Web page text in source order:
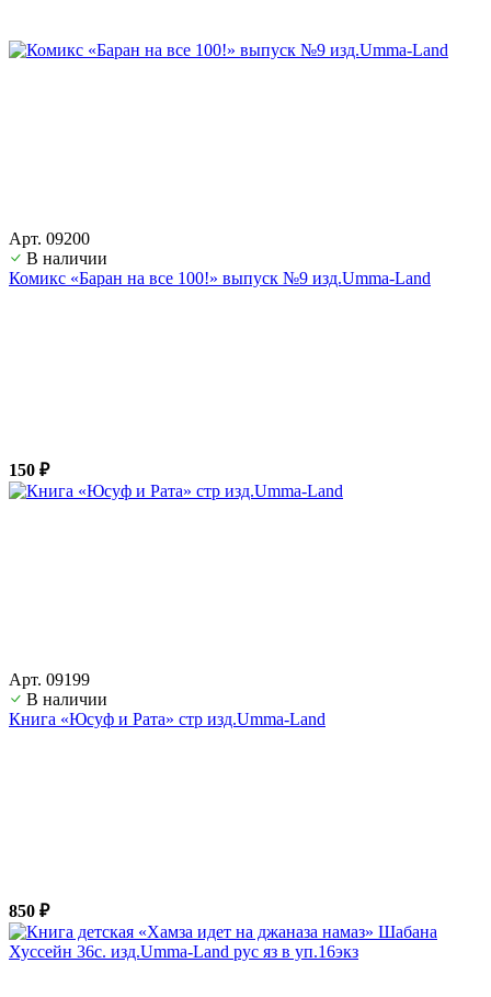
Арт. 09200
В наличии
Комикс «Баран на все 100!» выпуск №9 изд.Umma-Land
150 ₽
Арт. 09199
В наличии
Книга «Юсуф и Рата» стр изд.Umma-Land
850 ₽